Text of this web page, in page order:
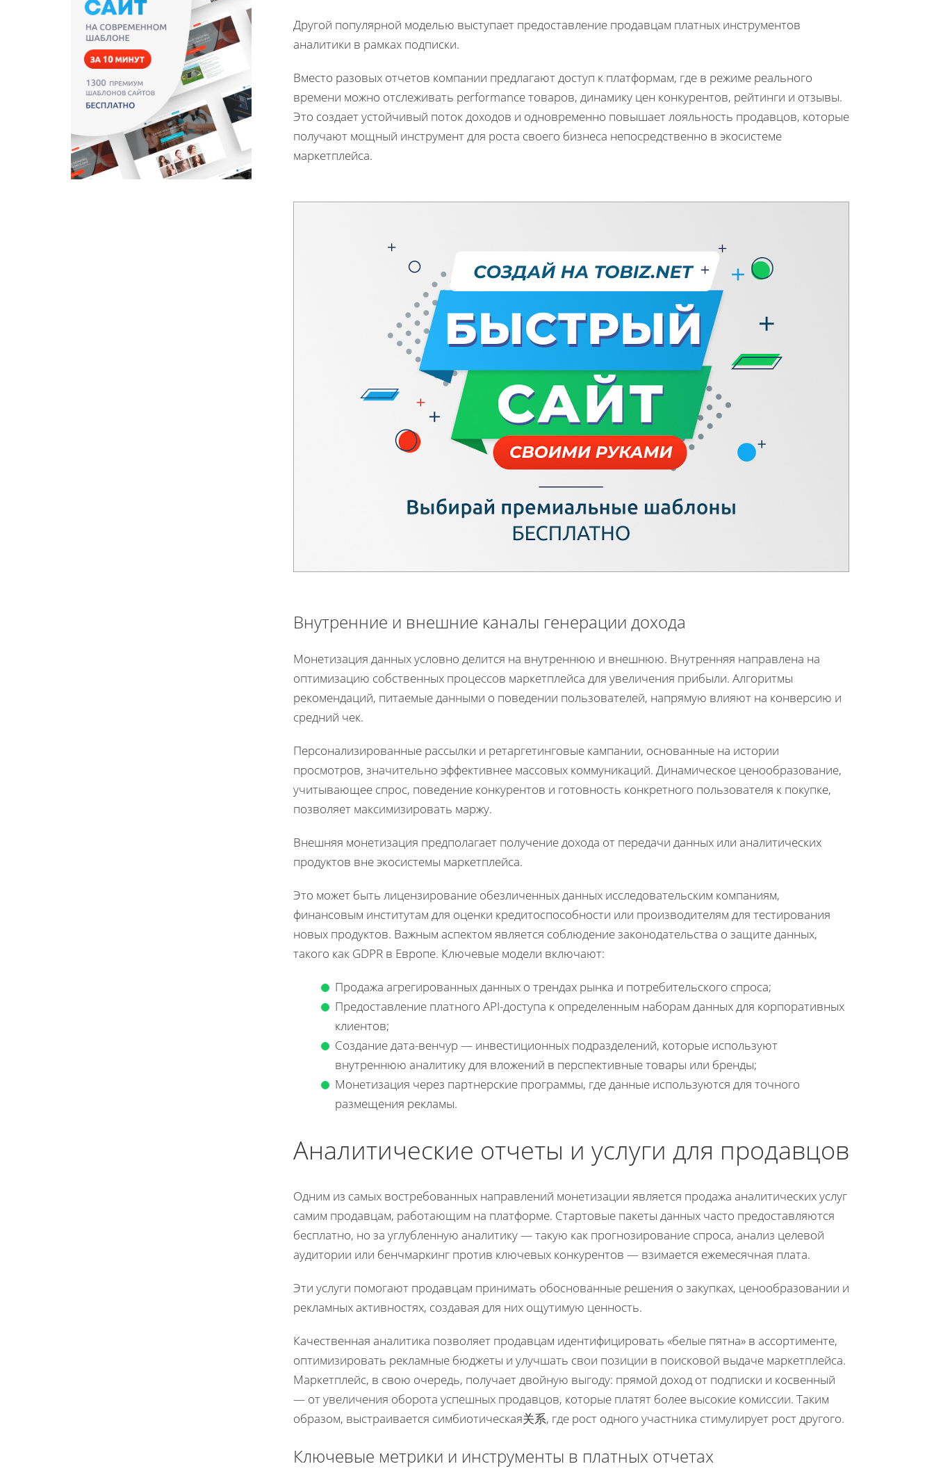
Другой популярной моделью выступает предоставление продавцам платных инструментов
аналитики в рамках подписки.
Вместо разовых отчетов компании предлагают доступ к платформам, где в режиме реального
времени можно отслеживать performance товаров, динамику цен конкурентов, рейтинги и отзывы.
Это создает устойчивый поток доходов и одновременно повышает лояльность продавцов, которые
получают мощный инструмент для роста своего бизнеса непосредственно в экосистеме
маркетплейса.
Внутренние и внешние каналы генерации дохода
Монетизация данных условно делится на внутреннюю и внешнюю. Внутренняя направлена на
оптимизацию собственных процессов маркетплейса для увеличения прибыли. Алгоритмы
рекомендаций, питаемые данными о поведении пользователей, напрямую влияют на конверсию и
средний чек.
Персонализированные рассылки и ретаргетинговые кампании, основанные на истории
просмотров, значительно эффективнее массовых коммуникаций. Динамическое ценообразование,
учитывающее спрос, поведение конкурентов и готовность конкретного пользователя к покупке,
позволяет максимизировать маржу.
Внешняя монетизация предполагает получение дохода от передачи данных или аналитических
продуктов вне экосистемы маркетплейса.
Это может быть лицензирование обезличенных данных исследовательским компаниям,
финансовым институтам для оценки кредитоспособности или производителям для тестирования
новых продуктов. Важным аспектом является соблюдение законодательства о защите данных,
такого как GDPR в Европе. Ключевые модели включают:
Продажа агрегированных данных о трендах рынка и потребительского спроса;
Предоставление платного API-доступа к определенным наборам данных для корпоративных
клиентов;
Создание дата-венчур — инвестиционных подразделений, которые используют
внутреннюю аналитику для вложений в перспективные товары или бренды;
Монетизация через партнерские программы, где данные используются для точного
размещения рекламы.
Аналитические отчеты и услуги для продавцов
Одним из самых востребованных направлений монетизации является продажа аналитических услуг
самим продавцам, работающим на платформе. Стартовые пакеты данных часто предоставляются
бесплатно, но за углубленную аналитику — такую как прогнозирование спроса, анализ целевой
аудитории или бенчмаркинг против ключевых конкурентов — взимается ежемесячная плата.
Эти услуги помогают продавцам принимать обоснованные решения о закупках, ценообразовании и
рекламных активностях, создавая для них ощутимую ценность.
Качественная аналитика позволяет продавцам идентифицировать «белые пятна» в ассортименте,
оптимизировать рекламные бюджеты и улучшать свои позиции в поисковой выдаче маркетплейса.
Маркетплейс, в свою очередь, получает двойную выгоду: прямой доход от подписки и косвенный
— от увеличения оборота успешных продавцов, которые платят более высокие комиссии. Таким
образом, выстраивается симбиотическая关系, где рост одного участника стимулирует рост другого.
Ключевые метрики и инструменты в платных отчетах